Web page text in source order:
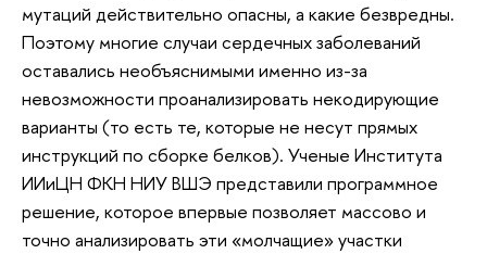
мутаций действительно опасны, а какие безвредны.
Поэтому многие случаи сердечных заболеваний
оставались необъяснимыми именно из-за
невозможности проанализировать некодирующие
варианты (то есть те, которые не несут прямых
инструкций по сборке белков). Ученые Института
ИИиЦН ФКН НИУ ВШЭ представили программное
решение, которое впервые позволяет массово и
точно анализировать эти «молчащие» участки